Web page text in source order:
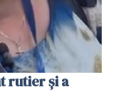
rutier și a